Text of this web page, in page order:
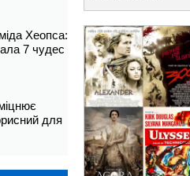
Хеопса:
7 чудес
для